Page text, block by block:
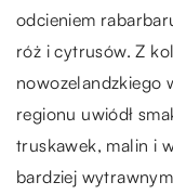
odcieniem
róż i cytrusów. Z
nowozelandzkiego
regionu uwiódł
truskawek, malin i
bardziej